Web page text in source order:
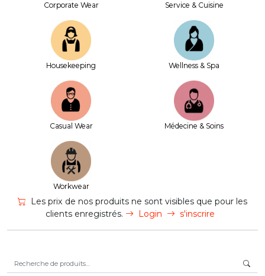
Corporate Wear Service & Cuisine
House­keeping Wellness & Spa
Casual Wear Médecine & Soins
Workwear
Les prix de nos produits ne sont visibles que pour les
clients enregistrés.
Login s'inscrire